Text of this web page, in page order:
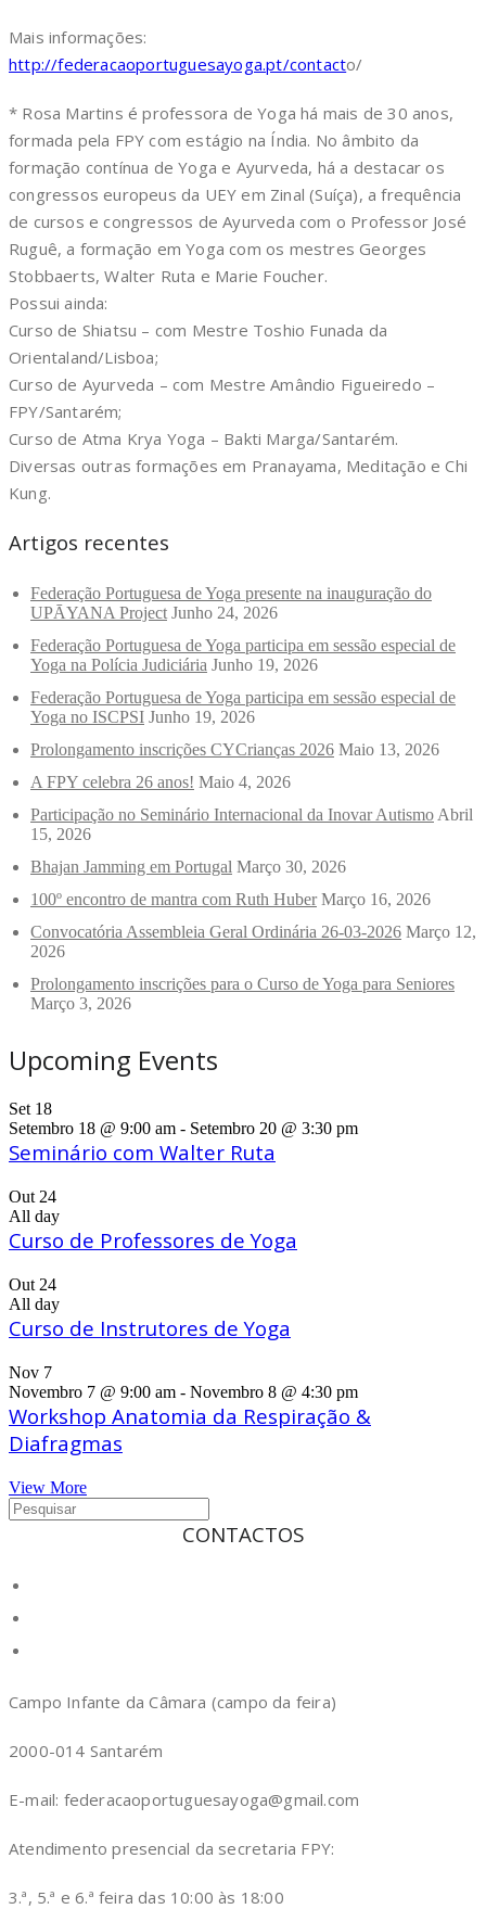
Mais informações:
http://federacaoportuguesayoga.pt/contacto/
* Rosa Martins é professora de Yoga há mais de 30 anos,
formada pela FPY com estágio na Índia. No âmbito da
formação contínua de Yoga e Ayurveda, há a destacar os
congressos europeus da UEY em Zinal (Suíça), a frequência
de cursos e congressos de Ayurveda com o Professor José
Ruguê, a formação em Yoga com os mestres Georges
Stobbaerts, Walter Ruta e Marie Foucher.
Possui ainda:
Curso de Shiatsu – com Mestre Toshio Funada da
Orientaland/Lisboa;
Curso de Ayurveda – com Mestre Amândio Figueiredo –
FPY/Santarém;
Curso de Atma Krya Yoga – Bakti Marga/Santarém.
Diversas outras formações em Pranayama, Meditação e Chi
Kung.
Artigos recentes
Federação Portuguesa de Yoga presente na inauguração do
UPĀYANA Project Junho 24, 2026
Federação Portuguesa de Yoga participa em sessão especial de
Yoga na Polícia Judiciária Junho 19, 2026
Federação Portuguesa de Yoga participa em sessão especial de
Yoga no ISCPSI Junho 19, 2026
Prolongamento inscrições CYCrianças 2026 Maio 13, 2026
A FPY celebra 26 anos! Maio 4, 2026
Participação no Seminário Internacional da Inovar Autismo Abril
15, 2026
Bhajan Jamming em Portugal Março 30, 2026
100º encontro de mantra com Ruth Huber Março 16, 2026
Convocatória Assembleia Geral Ordinária 26-03-2026 Março 12,
2026
Prolongamento inscrições para o Curso de Yoga para Seniores
Março 3, 2026
Upcoming Events
Set 18
Setembro 18 @ 9:00 am - Setembro 20 @ 3:30 pm
Seminário com Walter Ruta
Out 24
All day
Curso de Professores de Yoga
Out 24
All day
Curso de Instrutores de Yoga
Nov 7
Novembro 7 @ 9:00 am - Novembro 8 @ 4:30 pm
Workshop Anatomia da Respiração &
Diafragmas
View More
CONTACTOS
Campo Infante da Câmara (campo da feira)
2000-014 Santarém
E-mail: federacaoportuguesayoga@gmail.com
Atendimento presencial da secretaria FPY:
3.ª, 5.ª e 6.ª feira das 10:00 às 18:00